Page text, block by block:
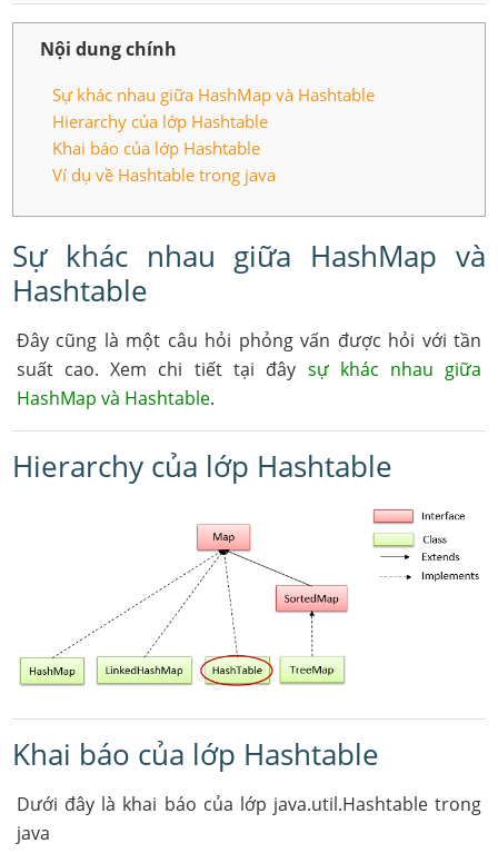
Nội dung chính
Sự khác nhau giữa HashMap và Hashtable
Hierarchy của lớp Hashtable
Khai báo của lớp Hashtable
Ví dụ về Hashtable trong java
Sự khác nhau giữa HashMap và
Hashtable
Đây cũng là một câu hỏi phỏng vấn được hỏi với tần
suất cao. Xem chi tiết tại đây sự khác nhau giữa
HashMap và Hashtable.
Hierarchy của lớp Hashtable
Khai báo của lớp Hashtable
Dưới đây là khai báo của lớp java.util.Hashtable trong
java